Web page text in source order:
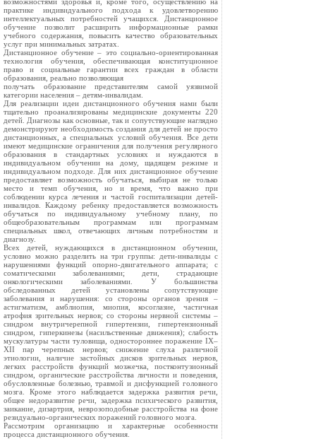
практике индивидуального подхода к удовлетворению
интеллектуальных потребностей учащихся. Дистанционное
обучение позволит расширить информационные рамки
учебного содержания, повысить качество образовательных
услуг при минимальных затратах.
Дистанционное обучение – это социально-ориентированная
технология обучения, обеспечивающая конституционное
право и социальные гарантии всех граждан в области
образования, реально позволяющая
получать образование представителям самой уязвимой
категории населения – детям-инвалидам.
Для реализации идеи дистанционного обучения нами были
тщательно проанализированы медицинские документы 220
детей. Диагнозы как основные, так и сопутствующие наглядно
демонстрируют необходимость создания для детей не просто
дистанционных, а специальных условий обучения. Все дети
имеют медицинские ограничения для получения регулярного
образования в стандартных условиях и нуждаются в
индивидуальном обучении на дому, щадящем режиме и
индивидуальном подходе. Для них дистанционное обучение
предоставляет возможность обучаться, выбирая не только
место и темп обучения, но и время, что важно при
соблюдении курса лечения и частой госпитализации детей-
инвалидов. Каждому ребенку предоставляется возможность
обучаться по индивидуальному учебному плану, по
общеобразовательным программам или программам
специальных школ, отвечающих личным потребностям и
диагнозу.
Всех детей, нуждающихся в дистанционном обучении,
условно можно разделить на три группы: дети-инвалиды с
нарушениями функций опорно-двигательного аппарата; с
соматическими заболеваниями; дети, страдающие
онкологическими заболеваниями. У большинства
обследованных детей установлены сопутствующие
заболевания и нарушения: со стороны органов зрения –
астигматизм, амблиопия, миопия, косоглазие, частичная
атрофия зрительных нервов; со стороны нервной системы –
синдром внутричерепной гипертензии, гипертензионный
синдром, гиперкинезы (насильственные движения); слабость
мускулатуры части туловища, одностороннее поражение IX–
XII пар черепных нервов; снижение слуха различной
этиологии, наличие застойных дисков зрительных нервов,
легких расстройств функций мозжечка, постконтузионный
синдром, органические расстройства личности и поведения,
обусловленные болезнью, травмой и дисфункцией головного
мозга. Кроме этого наблюдается задержка развития речи,
общее недоразвитие речи, задержка психического развития,
заикание, дизартрия, неврозоподобные расстройства на фоне
резидуально-органических поражений головного мозга.
Рассмотрим организацию и характерные особенности
процесса дистанционного обучения.